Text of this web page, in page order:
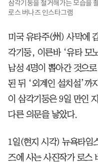
삼각기둥을 철거해가는 모습을
로스 버나즈 인스타그램
미국 유타주(州) 사막에
각기둥, 이른바 ‘유타 모
남성 4명이 뽑아간 것으
된 뒤 ‘외계인 설치설’까
이 삼각기둥은 9일 만인
다른 의문을 낳았다.
1일(현지 시각) 뉴욕타임
즈에 사는 사진작가 로스